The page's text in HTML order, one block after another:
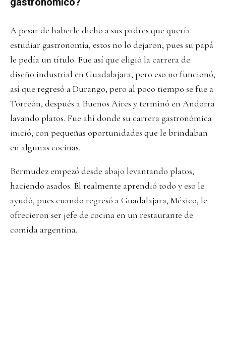
A pesar de haberle dicho a sus padres que quería
estudiar gastronomía, estos no lo dejaron, pues su papá
le pedía un título. Fue así que eligió la carrera de
diseño industrial en Guadalajara, pero eso no funcionó,
así que regresó a Durango, pero al poco tiempo se fue a
Torreón, después a Buenos Aires y terminó en Andorra
lavando platos. Fue ahí donde su carrera gastronómica
inició, con pequeñas oportunidades que le brindaban
en algunas cocinas.
Bermudez empezó desde abajo levantando platos,
haciendo asados. Él realmente aprendió todo y eso le
ayudó, pues cuando regresó a Guadalajara, México, le
ofrecieron ser jefe de cocina en un restaurante de
comida argentina.